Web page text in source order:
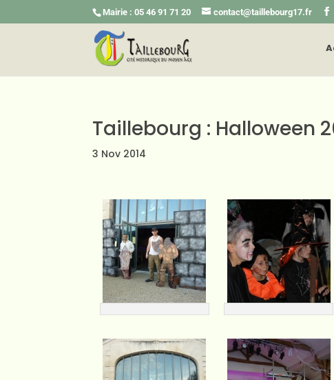
Mairie : 05 46 91 71 20 contact@taillebourg17.fr
Taillebourg : Halloween
3 Nov 2014